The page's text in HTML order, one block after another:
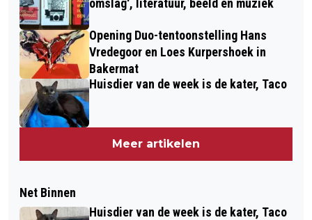
Opening Duo-tentoonstelling Hans
Vredegoor en Loes Kurpershoek in
Bakermat
Huisdier van de week is de kater, Taco
Meer artikelen
Net Binnen
Huisdier van de week is de kater, Taco